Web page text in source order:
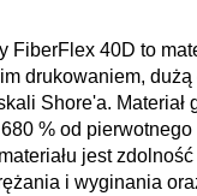
FiberFlex 40D to
drukowaniem,
Shore'a. Materiał
% od pierwotnego
jest
i wyginania